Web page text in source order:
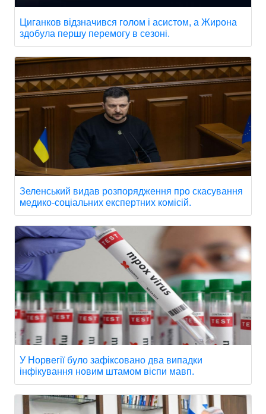
Циганков відзначився голом і асистом, а Жирона
здобула першу перемогу в сезоні.
Зеленський видав розпорядження про скасування
медико-соціальних експертних комісій.
У Норвегії було зафіксовано два випадки
інфікування новим штамом віспи мавп.